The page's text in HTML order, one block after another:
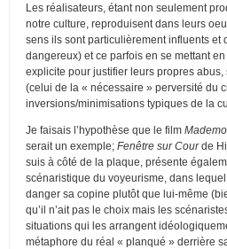
Les réalisateurs, étant non seulement
notre culture, reproduisent dans leurs
sens ils sont particulièrement influents et
dangereux) et ce parfois en se mettant
explicite pour justifier leurs propres
(celui de la « nécessaire » perversité du
inversions/minimisations typiques de la
Je faisais l’hypothèse que le film
serait un exemple; Fenêtre sur Courde
suis à côté de la plaque, présente
scénaristique du voyeurisme, dans
danger sa copine plutôt que lui-même
qu’il n’ait pas le choix mais les
situations qui les arrangent
métaphore du réal « planqué » derrière